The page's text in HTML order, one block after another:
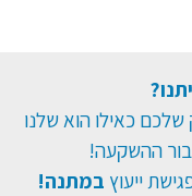
כאילו הוא שלנו
ההשקעה!
ייעוץ במתנה!